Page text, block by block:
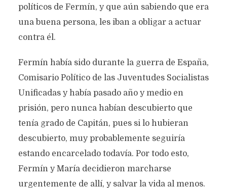
políticos de Fermín, y que aún sabiendo que era
una buena persona, les iban a obligar a actuar
contra él.
Fermín había sido durante la guerra de España,
Comisario Político de las Juventudes Socialistas
Unificadas y había pasado año y medio en
prisión, pero nunca habían descubierto que
tenía grado de Capitán, pues si lo hubieran
descubierto, muy probablemente seguiría
estando encarcelado todavía. Por todo esto,
Fermín y María decidieron marcharse
urgentemente de allí, y salvar la vida al menos.